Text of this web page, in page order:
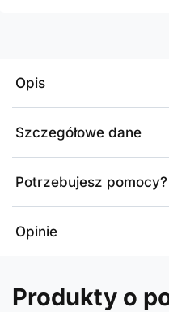
Opis
Szczegółowe dane
Potrzebujesz
Opinie
Produkty o